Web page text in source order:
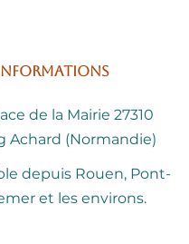
de la Mairie 27310
Achard (Normandie)
depuis Rouen, Pont-
et les environs.